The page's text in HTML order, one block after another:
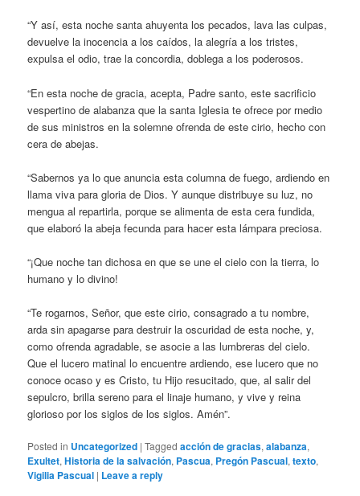
“Y así, esta noche santa ahuyenta los pecados, lava las culpas,
devuelve la inocencia a los caídos, la alegría a los tristes,
expulsa el odio, trae la concordia, doblega a los poderosos.
“En esta noche de gracia, acepta, Padre santo, este sacrificio
vespertino de alabanza que la santa Iglesia te ofrece por rnedio
de sus ministros en la solemne ofrenda de este cirio, hecho con
cera de abejas.
“Sabernos ya lo que anuncia esta columna de fuego, ardiendo en
llama viva para gloria de Dios. Y aunque distribuye su luz, no
mengua al repartirla, porque se alimenta de esta cera fundida,
que elaboró la abeja fecunda para hacer esta lámpara preciosa.
“¡Que noche tan dichosa en que se une el cielo con la tierra, lo
humano y lo divino!
“Te rogarnos, Señor, que este cirio, consagrado a tu nombre,
arda sin apagarse para destruir la oscuridad de esta noche, y,
como ofrenda agradable, se asocie a las lumbreras del cielo.
Que el lucero matinal lo encuentre ardiendo, ese lucero que no
conoce ocaso y es Cristo, tu Hijo resucitado, que, al salir del
sepulcro, brilla sereno para el linaje humano, y vive y reina
glorioso por los siglos de los siglos. Amén”.
Posted in Uncategorized |Tagged acción de gracias,alabanza,
Exultet,Historia de la salvación, Pascua, Pregón Pascual,texto,
Vigilia Pascual | Leave a reply